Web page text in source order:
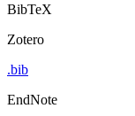
BibTeX
Zotero
.bib
EndNote